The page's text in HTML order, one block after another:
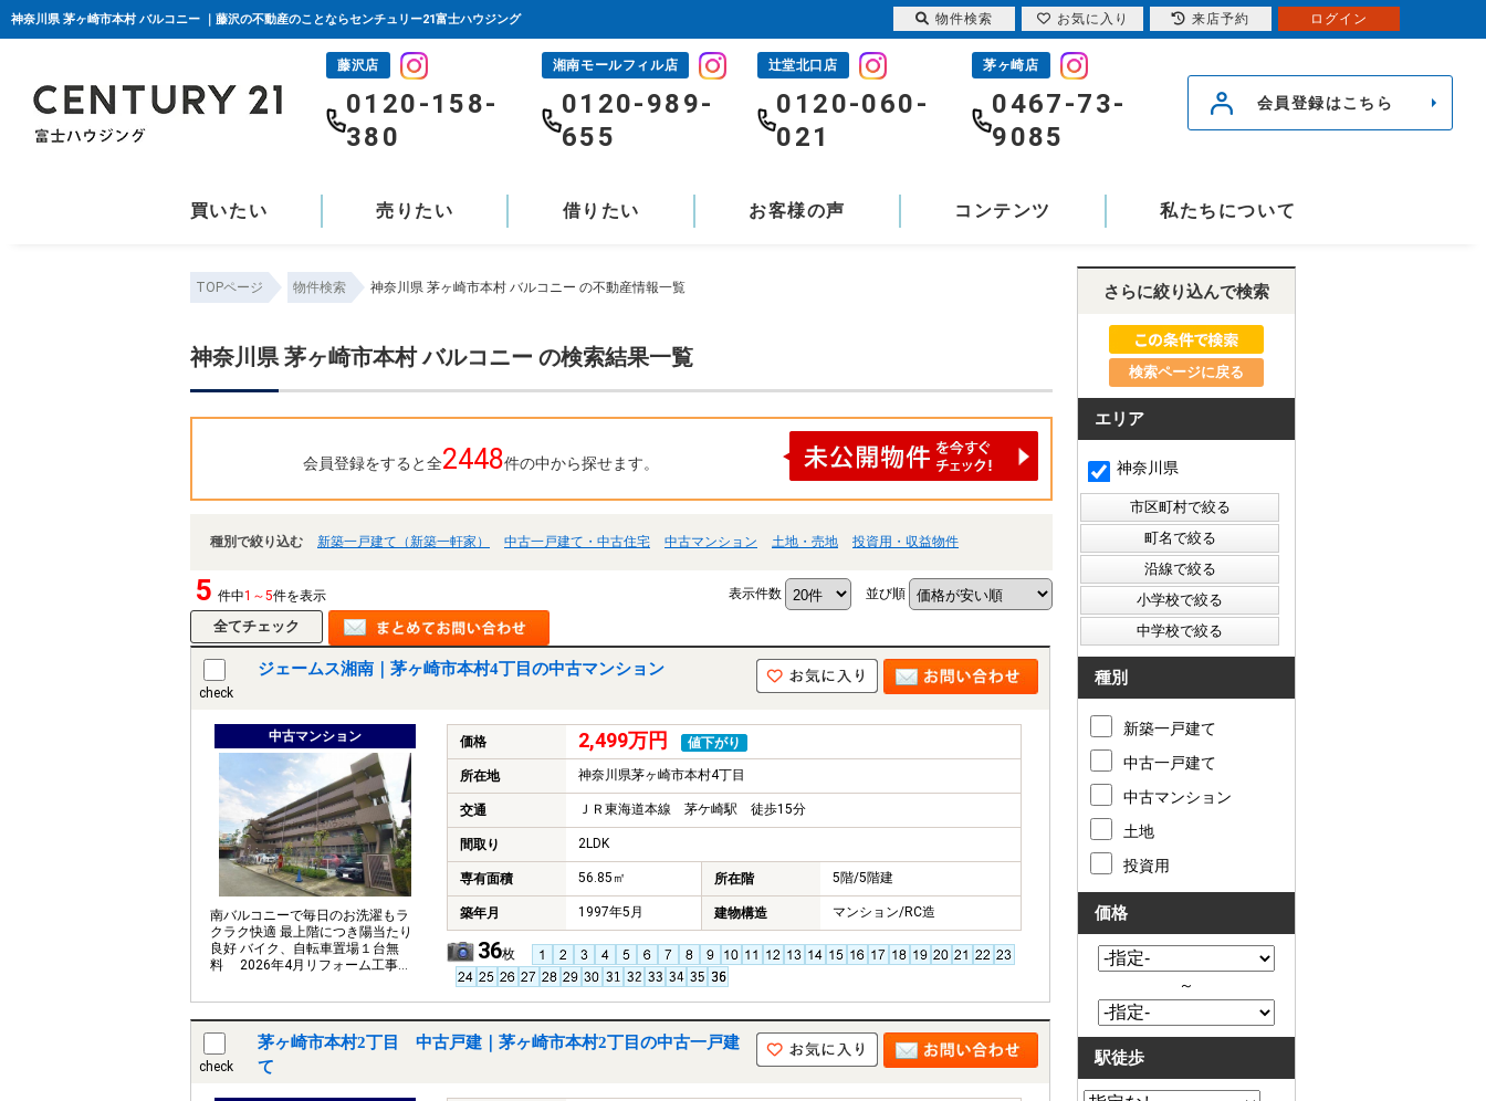
神奈川県 茅ヶ崎市本村 バルコニー ｜藤沢の不動産のことならセンチュリー21富士ハウジング
藤沢店
0120-158-
380
湘南モールフィル店
0120-989-
655
辻堂北口店
0120-060-
021
茅ヶ崎店
0467-73-
9085
会員登録はこちら
買いたい 売りたい 借りたい お客様の声 コンテンツ 私たちについて
TOPページ 物件検索 神奈川県 茅ヶ崎市本村 バルコニー の不動産情報一覧
神奈川県 茅ヶ崎市本村 バルコニー の検索結果一覧
会員登録をすると全2448件の中から探せます。
種別で絞り込む 新築一戸建て（新築一軒家） 中古一戸建て・中古住宅 中古マンション 土地・売地 投資用・収益物件
5 件中1～5件を表示 表示件数 並び順
check
ジェームス湘南｜茅ヶ崎市本村4丁目の中古マンション
中古マンション
南バルコニーで毎日のお洗濯もラ
クラク快適 最上階につき陽当たり
良好 バイク、自転車置場１台無
料 2026年4月リフォーム工事完
ださい
価格 2,499万円 値下がり
所在地 神奈川県茅ヶ崎市本村4丁目
交通 ＪＲ東海道本線 茅ケ崎駅 徒歩15分
間取り 2LDK
専有面積 56.85㎡ 所在階 5階/5階建
築年月 1997年5月 建物構造 マンション/RC造
36枚
check
茅ヶ崎市本村2丁目 中古戸建｜茅ヶ崎市本村2丁目の中古一戸建
て
さらに絞り込んで検索
検索ページに戻る
エリア
神奈川県
種別
新築一戸建て
中古一戸建て
中古マンション
土地
投資用
価格
～
駅徒歩
物件検索 お気に入り 来店予約 ログイン